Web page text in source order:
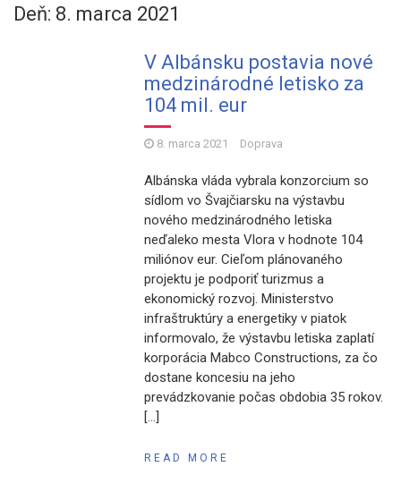
Deň: 8. marca 2021
V Albánsku postavia nové
medzinárodné letisko za
104 mil. eur
8. marca 2021 Doprava
Albánska vláda vybrala konzorcium so
sídlom vo Švajčiarsku na výstavbu
nového medzinárodného letiska
neďaleko mesta Vlora v hodnote 104
miliónov eur. Cieľom plánovaného
projektu je podporiť turizmus a
ekonomický rozvoj. Ministerstvo
infraštruktúry a energetiky v piatok
informovalo, že výstavbu letiska zaplatí
korporácia Mabco Constructions, za čo
dostane koncesiu na jeho
prevádzkovanie počas obdobia 35 rokov.
[…]
READ MORE